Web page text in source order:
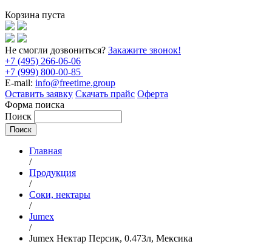
Корзина пуста
Не смогли дозвониться? Закажите звонок!
+7 (495) 266-06-06
+7 (999) 800-00-85
E-mail: info@freetime.group
Оставить заявку Скачать прайс Оферта
Форма поиска
Поиск
Главная
/
Продукция
/
Соки, нектары
/
Jumex
/
Jumex Нектар Персик, 0.473л, Мексика